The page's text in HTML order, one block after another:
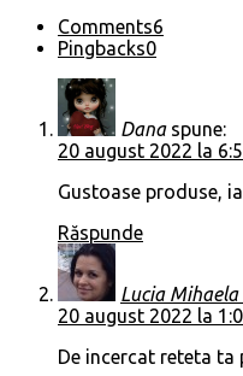
Comments6
Pingbacks0
Dana spune:
20 august 2022 la
Gustoase produse,
Răspunde
Lucia Mihaela
20 august 2022 la
De incercat reteta ta